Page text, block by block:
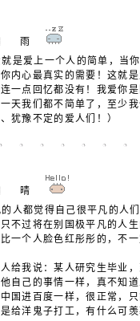
日 雨
是爱上一个人的简单，当
内心最真实的需要！这就
一点回忆都没有！我爱你
天我们都不简单了，至少
犹豫不定的爱人们！）
日 晴
人都觉得自己很平凡的人
过将在别国极平凡的人
一个人脸色红彤彤的，不
我说：某人研究生毕业
自己的事情一样，真不知
国进百度一样，很正常，
给洋鬼子打工，有什么可羡